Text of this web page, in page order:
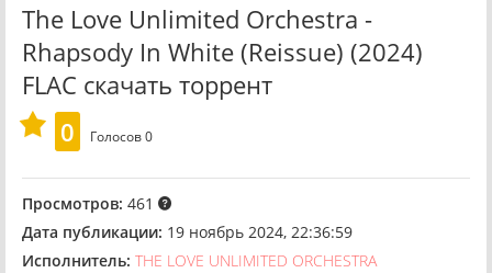
The Love Unlimited Orchestra -
Rhapsody In White (Reissue) (2024)
FLAC скачать торрент
0
Голосов0
Просмотров: 461
Дата публикации: 19 ноябрь 2024, 22:36:59
Исполнитель: THE LOVE UNLIMITED ORCHESTRA